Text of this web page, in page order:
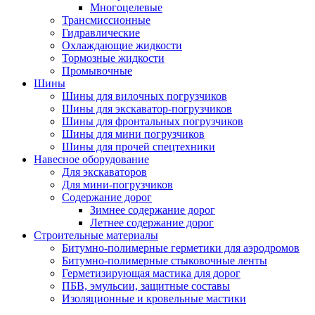
Многоцелевые
Трансмиссионные
Гидравлические
Охлаждающие жидкости
Тормозные жидкости
Промывочные
Шины
Шины для вилочных погрузчиков
Шины для экскаватор-погрузчиков
Шины для фронтальных погрузчиков
Шины для мини погрузчиков
Шины для прочей спецтехники
Навесное оборудование
Для экскаваторов
Для мини-погрузчиков
Содержание дорог
Зимнее содержание дорог
Летнее содержание дорог
Строительные материалы
Битумно-полимерные герметики для аэродромов
Битумно-полимерные стыковочные ленты
Герметизирующая мастика для дорог
ПБВ, эмульсии, защитные составы
Изоляционные и кровельные мастики